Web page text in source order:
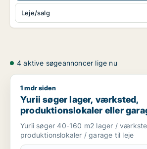
Leje/salg
4 aktive søgeannoncer lige nu
Yurii søger lager, værksted,
1 mdr siden
Yurii søger lager, værksted,
produktionslokaler eller
Region Sjælland
Yurii søger 40-160 m2 lager /
produktionslokaler / garage til leje